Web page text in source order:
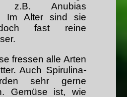
z.B. Anubias
Im Alter sind sie
fast reine
fressen alle Arten
Auch Spirulina-
sehr gerne
Gemüse ist, wie